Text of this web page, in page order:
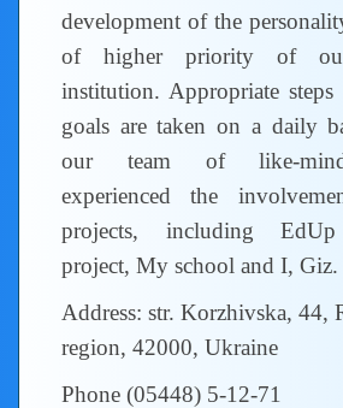
development of the
of higher priority of our
institution. Appropriate
goals are taken on a daily
our team of like-
experienced the
projects, including EdUp
project, My school and I, Giz.
Address: str. Korzhivska, 44,
region, 42000, Ukraine
Phone (05448) 5-12-71